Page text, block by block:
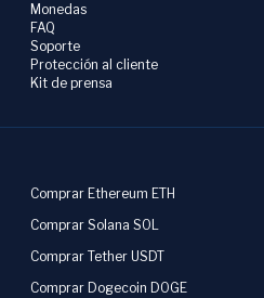
Monedas
FAQ
Soporte
Protección al cliente
Kit de prensa
Comprar Ethereum ETH
Comprar Solana SOL
Comprar Tether USDT
Comprar Dogecoin DOGE